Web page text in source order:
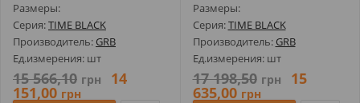
Размеры:
Серия:TIME BLACK
Производитель: GRB
Ед.измерения: шт
15 566,10 грн 14
151,00 грн
Размеры:
Серия:TIME BLACK
Производитель: GRB
Ед.измерения: шт
17 198,50 грн 15
635,00 грн